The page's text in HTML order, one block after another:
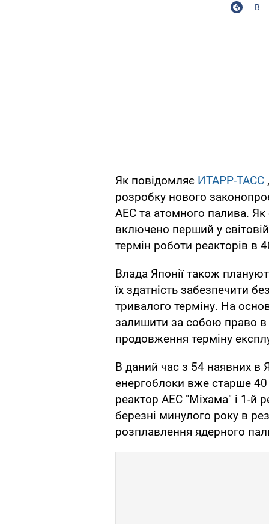
Як повідомляє ИТАРР-ТАСС
розробку нового
АЕС та атомного палива. Як
включено перший у
термін роботи реакторів в
Влада Японії також
їх здатність забезпечити
тривалого терміну. На
залишити за собою право в
продовження терміну
В даний час з 54 наявних в
енергоблоки вже старше 40
реактор АЕС "Міхама" і 1-й
березні минулого року в
розплавлення ядерного